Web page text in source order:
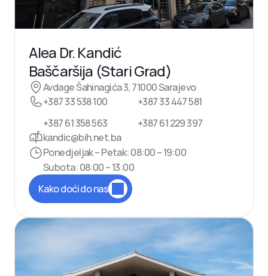
Alea Dr. Kandić
Baščaršija (Stari Grad)
Avdage Šahinagića 3, 71000 Sarajevo
+387 33 538 100
+387 33 447 581
+387 61 358 563
+387 61 229 397
kandic@bih.net.ba
Ponedjeljak – Petak: 08:00 – 19:00
Subota: 08:00 – 13:00
Kako doći do nas